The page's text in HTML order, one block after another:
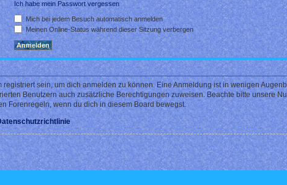
Ich habe mein Passwort vergessen
Mich bei jedem Besuch automatisch anmelden
Meinen Online-Status während dieser Sitzung verbergen
registriert sein, um dich anmelden zu können. Eine Anmeldung ist in wenigen
Benutzern auch zusätzliche Berechtigungen zuweisen. Beachte bitte unsere
Forenregeln, wenn du dich in diesem Board bewegst.